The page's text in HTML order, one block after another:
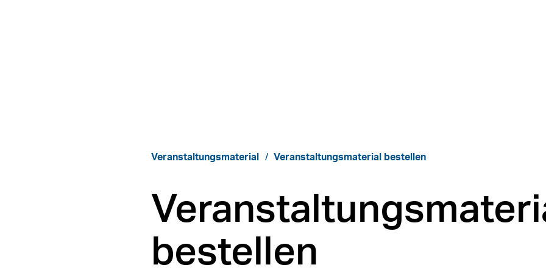
Veranstaltungsmaterial Veranstaltungsmaterial bestellen
bestellen